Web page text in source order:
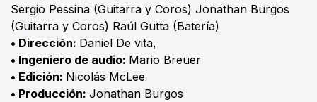
Sergio Pessina (Guitarra y Coros) Jonathan Burgos
(Guitarra y Coros) Raúl Gutta (Batería)
• Dirección: Daniel De vita,
• Ingeniero de audio: Mario Breuer
• Edición: Nicolás McLee
• Producción: Jonathan Burgos